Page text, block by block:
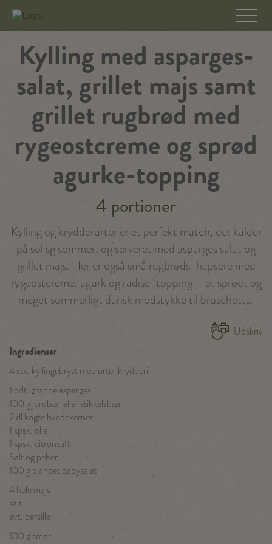
Kylling med asparges-
salat, grillet majs samt
grillet rugbrød med
rygeostcreme og sprød
agurke-topping
4 portioner
Kylling og krydderurter er et perfekt match, der kalder
på sol sg sommer, og serveret med asparges salat og
grillet majs. Her er også små rugbrøds-hapsere med
rygeostcreme, agurk og radise-topping – et sprødt og
meget sommerligt dansk modstykke til bruschetta.
Udskriv
Ingredienser
4 stk. kyllingebryst med urte-krydderi
1 bdt. grønne asparges
100 g jordbær eller stikkelsbær
2 dl kogte hvedekerner
1 spsk. olie
1 spsk. citronsaft
Salt og peber
100 g blandet babysalat
4 hele majs
salt
evt. persille
100 g smør